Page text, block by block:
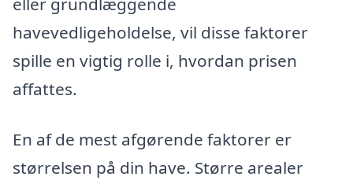
havevedligeholdelse, vil disse faktorer
spille en vigtig rolle i, hvordan prisen
affattes.
En af de mest afgørende faktorer er
størrelsen på din have. Større arealer